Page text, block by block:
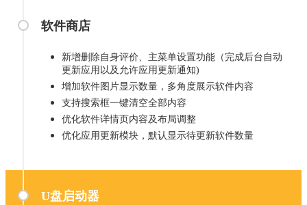
软件商店
新增删除自身评价、主菜单设置功能（完成后台自动
更新应用以及允许应用更新通知)
增加软件图片显示数量，多角度展示软件内容
支持搜索框一键清空全部内容
优化软件详情页内容及布局调整
优化应用更新模块，默认显示待更新软件数量
U盘启动器